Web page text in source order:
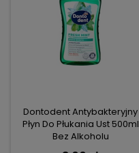
Dontodent Antybakteryjny
Płyn Do Płukania Ust 500ml
Bez Alkoholu